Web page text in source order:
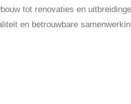
tot renovaties en
en betrouwbare